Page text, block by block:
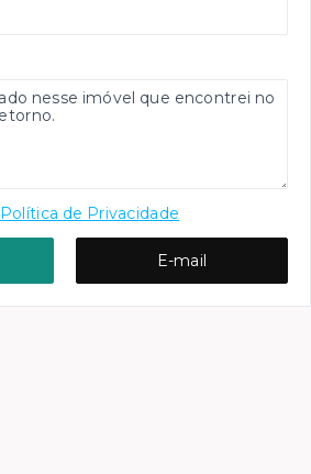
Política de Privacidade
E-mail